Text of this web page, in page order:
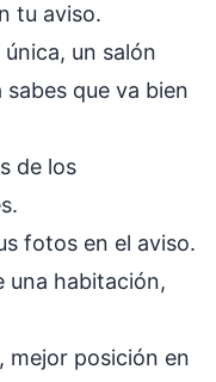
tu aviso.
un salón
que va bien
de los
fotos en el aviso.
una habitación,
mejor posición en